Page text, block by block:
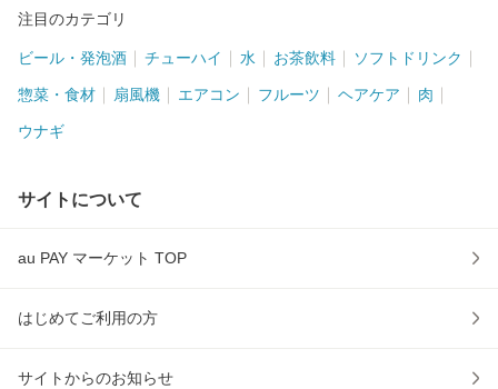
注目のカテゴリ
ビール・発泡酒 チューハイ 水 お茶飲料 ソフトドリンク
惣菜・食材 扇風機 エアコン フルーツ ヘアケア 肉
ウナギ
サイトについて
au PAY マーケット TOP
はじめてご利用の方
サイトからのお知らせ